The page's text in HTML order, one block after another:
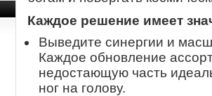
Каждое решение имеет
Выведите синергии и
Каждое обновление
недостающую часть
ног на голову.